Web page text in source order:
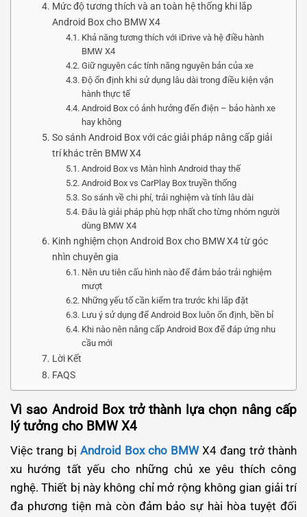
Mức độ tương thích và an toàn hệ thống khi lắp
Android Box cho BMW X4
Khả năng tương thích với iDrive và hệ điều hành
BMW X4
Giữ nguyên các tính năng nguyên bản của xe
Độ ổn định khi sử dụng lâu dài trong điều kiện vận
hành thực tế
Android Box có ảnh hưởng đến điện – bảo hành xe
hay không
So sánh Android Box với các giải pháp nâng cấp giải
trí khác trên BMW X4
Android Box vs Màn hình Android thay thế
Android Box vs CarPlay Box truyền thống
So sánh về chi phí, trải nghiệm và tính lâu dài
Đâu là giải pháp phù hợp nhất cho từng nhóm người
dùng BMW X4
Kinh nghiệm chọn Android Box cho BMW X4 từ góc
nhìn chuyên gia
Nên ưu tiên cấu hình nào để đảm bảo trải nghiệm
mượt
Những yếu tố cần kiểm tra trước khi lắp đặt
Lưu ý sử dụng để Android Box luôn ổn định, bền bỉ
Khi nào nên nâng cấp Android Box để đáp ứng nhu
cầu mới
Lời Kết
FAQS
Vì sao Android Box trở thành lựa chọn nâng cấp
lý tưởng cho BMW X4
Việc trang bị Android Box cho BMWX4 đang trở thành
xu hướng tất yếu cho những chủ xe yêu thích công
nghệ. Thiết bị này không chỉ mở rộng không gian giải trí
đa phương tiện mà còn đảm bảo sự hài hòa tuyệt đối